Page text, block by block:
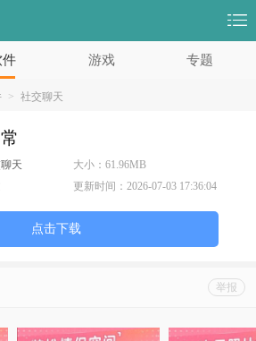
件 游戏 专题
> 社交聊天
天 大小：61.96MB
更新时间：2026-07-03 17:36:04
点击下载
举报